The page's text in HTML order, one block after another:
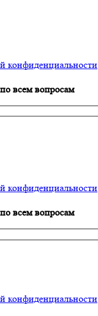
конфиденциальности
всем вопросам
конфиденциальности
всем вопросам
конфиденциальности